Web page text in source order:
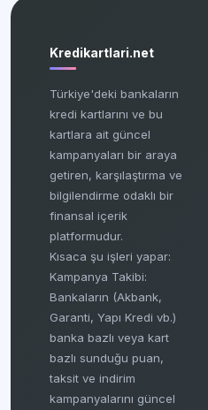
Kredikartlari.net
Türkiye'deki bankaların
kredi kartlarını ve bu
kartlara ait güncel
kampanyaları bir araya
getiren, karşılaştırma ve
bilgilendirme odaklı bir
finansal içerik
platformudur.
Kısaca şu işleri yapar:
Kampanya Takibi:
Bankaların (Akbank,
Garanti, Yapı Kredi vb.)
banka bazlı veya kart
bazlı sunduğu puan,
taksit ve indirim
kampanyalarını güncel